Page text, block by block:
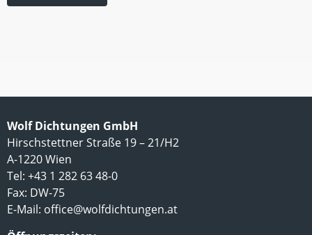
Wolf Dichtungen GmbH
Hirschstettner Straße 19 – 21/H2
A-1220 Wien
Tel: +43 1 282 63 48-0
Fax: DW-75
E-Mail: office@wolfdichtungen.at